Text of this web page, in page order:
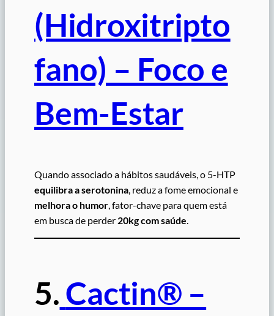
(Hidroxitripto
fano) – Foco e
Bem-Estar
Quando associado a hábitos saudáveis, o 5-HTP
equilibra a serotonina, reduz a fome emocional e
melhora o humor, fator-chave para quem está
em busca de perder 20kg com saúde.
5.Cactin® –